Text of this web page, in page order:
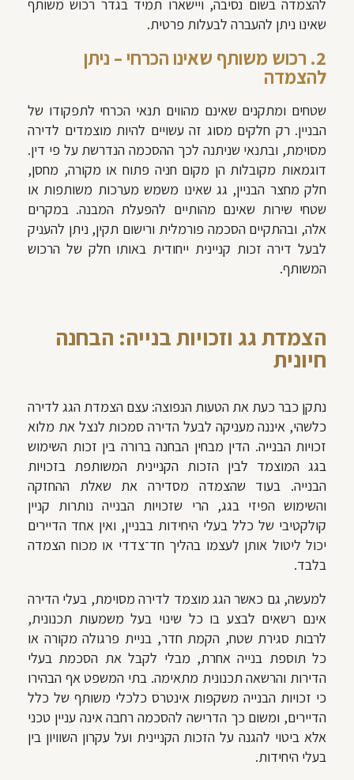
להצמדה בשום נסיבה, ויישארו תמיד בגדר רכוש משותף
שאינו ניתן להעברה לבעלות פרטית.
2. רכוש משותף שאינו הכרחי – ניתן
להצמדה
שטחים ומתקנים שאינם מהווים תנאי הכרחי לתפקודו של
הבניין. רק חלקים מסוג זה עשויים להיות מוצמדים לדירה
מסוימת, ובתנאי שניתנה לכך ההסכמה הנדרשת על פי דין.
דוגמאות מקובלות הן מקום חניה פתוח או מקורה, מחסן,
חלק מחצר הבניין, גג שאינו משמש מערכות משותפות או
שטחי שירות שאינם מהותיים להפעלת המבנה. במקרים
אלה, ובהתקיים הסכמה פורמלית ורישום תקין, ניתן להעניק
לבעל דירה זכות קניינית ייחודית באותו חלק של הרכוש
המשותף.
הצמדת גג וזכויות בנייה: הבחנה
חיונית
נתקן כבר כעת את הטעות הנפוצה: עצם הצמדת הגג לדירה
כלשהי, איננה מעניקה לבעל הדירה סמכות לנצל את מלוא
זכויות הבנייה. הדין מבחין הבחנה ברורה בין זכות השימוש
בגג המוצמד לבין הזכות הקניינית המשותפת בזכויות
הבנייה. בעוד שהצמדה מסדירה את שאלת ההחזקה
והשימוש הפיזי בגג, הרי שזכויות הבנייה נותרות קניין
קולקטיבי של כלל בעלי היחידות בבניין, ואין אחד הדיירים
יכול ליטול אותן לעצמו בהליך חד־צדדי או מכוח הצמדה
בלבד.
למעשה, גם כאשר הגג מוצמד לדירה מסוימת, בעלי הדירה
אינם רשאים לבצע בו כל שינוי בעל משמעות תכנונית,
לרבות סגירת שטח, הקמת חדר, בניית פרגולה מקורה או
כל תוספת בנייה אחרת, מבלי לקבל את הסכמת בעלי
הדירות והרשאה תכנונית מתאימה. בתי המשפט אף הבהירו
כי זכויות הבנייה משקפות אינטרס כלכלי משותף של כלל
הדיירים, ומשום כך הדרישה להסכמה רחבה אינה עניין טכני
אלא ביטוי להגנה על הזכות הקניינית ועל עקרון השוויון בין
בעלי היחידות.